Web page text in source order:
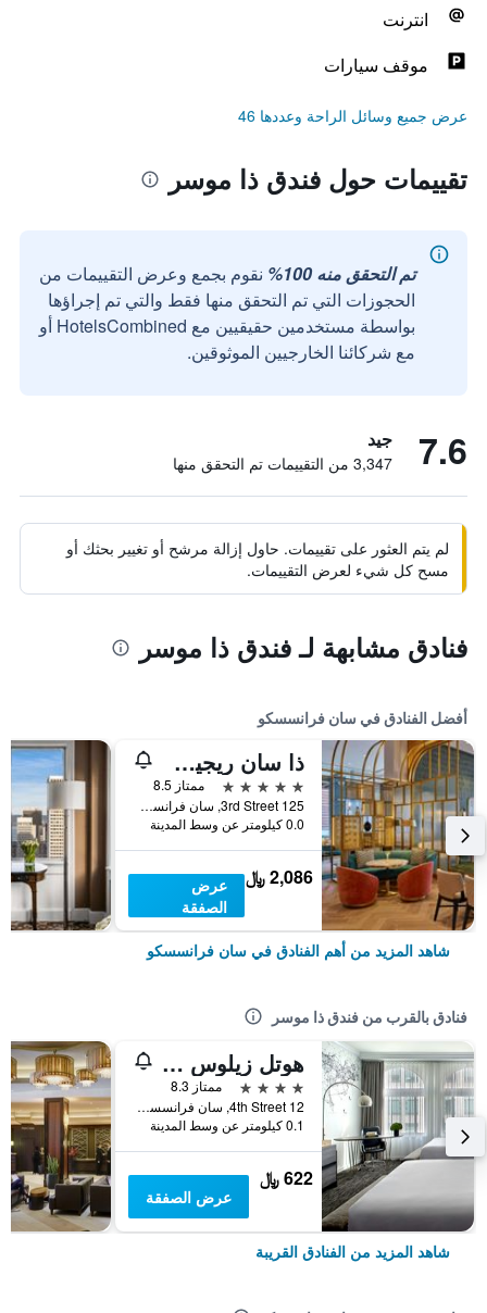
انترنت
موقف سيارات
عرض جميع وسائل الراحة وعددها 46
تقييمات حول فندق ذا موسر
تم التحقق منه 100%
نقوم بجمع وعرض التقييمات من
الحجوزات التي تم التحقق منها فقط والتي تم إجراؤها
بواسطة مستخدمين حقيقيين مع HotelsCombined أو
مع شركائنا الخارجيين الموثوقين.
7.6 جيد
3,347 من التقييمات تم التحقق منها
لم يتم العثور على تقييمات. حاول إزالة مرشح أو تغيير بحثك أو
مسح كل شيء لعرض التقييمات.
فنادق مشابهة لـ فندق ذا موسر
أفضل الفنادق في سان فرانسسكو
ذا سان ريجيس سان فرانسيسكو
5 نجوم
ممتاز 8.5
125 3rd Street, سان فرانسسكو, CA, الولايات المتحدة الأميريكية
0.0 كيلومتر عن وسط المدينة
2,086 ﷼
عرض
الصفقة
شاهد المزيد من أهم الفنادق في سان فرانسسكو
فنادق بالقرب من فندق ذا موسر
هوتل زيلوس سان فرانسيسكو
4 نجوم
ممتاز 8.3
12 4th Street, سان فرانسسكو, CA, الولايات المتحدة الأميريكية
0.1 كيلومتر عن وسط المدينة
622 ﷼
عرض الصفقة
شاهد المزيد من الفنادق القريبة